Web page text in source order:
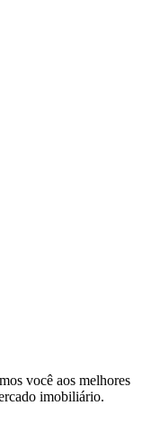
você aos melhores
imobiliário.